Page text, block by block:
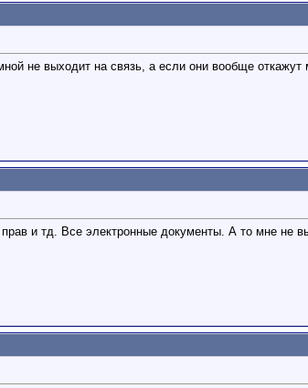
не выходит на связь, а если они вообще
и тд. Все электронные документы. А то мне не